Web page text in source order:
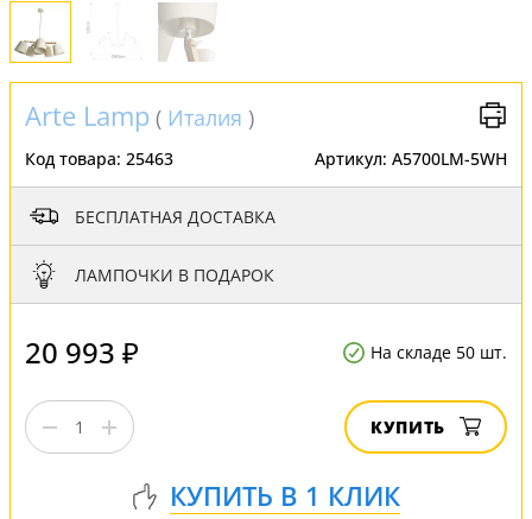
Arte Lamp ( Италия )
Код товара: 25463 Артикул: A5700LM-5WH
БЕСПЛАТНАЯ ДОСТАВКА
ЛАМПОЧКИ В ПОДАРОК
20 993 ₽ На складе 50 шт.
КУПИТЬ